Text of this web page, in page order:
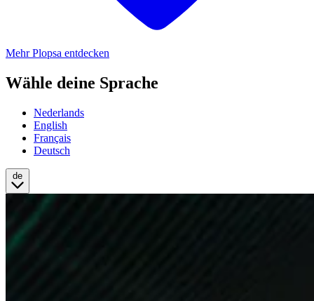
Mehr Plopsa entdecken
Wähle deine Sprache
Nederlands
English
Français
Deutsch
de